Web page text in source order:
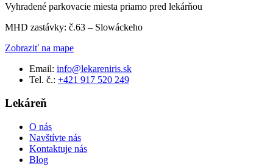
Vyhradené parkovacie miesta priamo pred lekárňou
MHD zastávky: č.63 – Slowáckeho
Zobraziť na mape
Email: info@lekareniris.sk
Tel. č.: +421 917 520 249
Lekáreň
O nás
Navštívte nás
Kontaktuje nás
Blog